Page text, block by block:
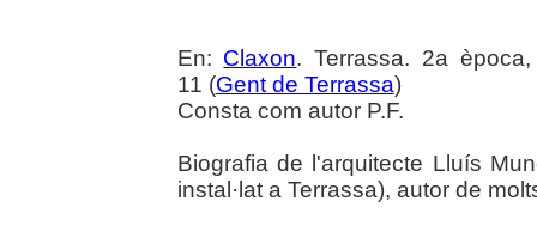
En: Claxon. Terrassa. 2a
11 (Gent de Terrassa)
Consta com autor P.F.
Biografia de l'arquitecte Lluís
instal·lat a Terrassa), autor de